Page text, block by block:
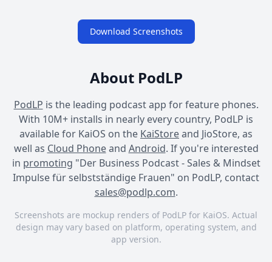
Download Screenshots
About PodLP
PodLP is the leading podcast app for feature phones.
With 10M+ installs in nearly every country, PodLP is
available for KaiOS on the KaiStoreand JioStore, as
well as Cloud Phoneand Android. If you're interested
in promoting "Der Business Podcast - Sales & Mindset
Impulse für selbstständige Frauen" on PodLP, contact
sales@podlp.com.
Screenshots are mockup renders of PodLP for KaiOS. Actual
design may vary based on platform, operating system, and
app version.